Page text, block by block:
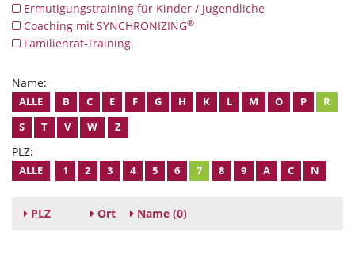
Ermutigungstraining für Kinder / Jugendliche
Coaching mit SYNCHRONIZING®
Familienrat-Training
Name:
ALLE B C E F G H K L M O P
R
S
T V W Z
PLZ:
ALLE 1 2 3 4 5 6 7 8 9 A C N
PLZ Ort Name (0)